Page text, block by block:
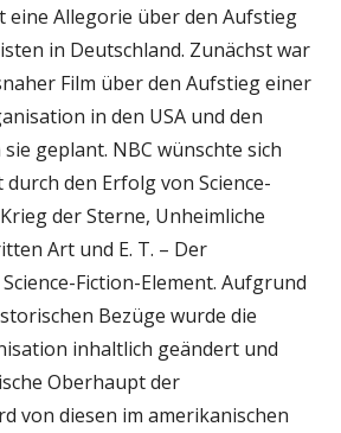
eine Allegorie über den Aufstieg
in Deutschland. Zunächst war
Film über den Aufstieg einer
in den USA und den
geplant. NBC wünschte sich
den Erfolg von Science-
der Sterne, Unheimliche
Art und E. T. – Der
Fiction-Element. Aufgrund
Bezüge wurde die
inhaltlich geändert und
Oberhaupt der
von diesen im amerikanischen